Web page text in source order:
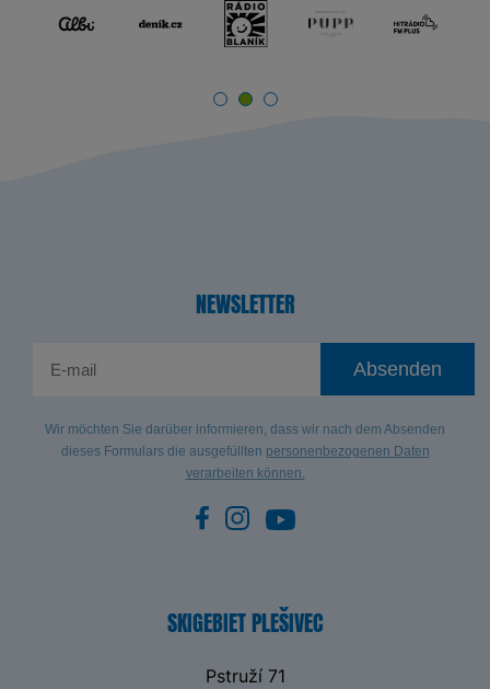
NEWSLETTER
Absenden
Wir möchten Sie darüber informieren, dass wir nach dem Absenden
dieses Formulars die ausgefüllten personenbezogenen Daten
verarbeiten können.
SKIGEBIET PLEŠIVEC
Pstruží 71